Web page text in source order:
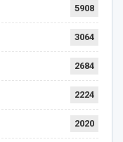
5908
3064
2684
2224
2020